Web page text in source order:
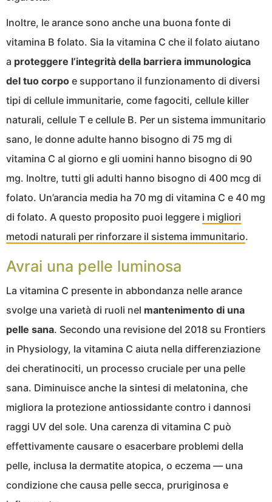
Inoltre, le arance sono anche una buona fonte di
vitamina B folato. Sia la vitamina C che il folato aiutano
a proteggere l’integrità della barriera immunologica
del tuo corpo e supportano il funzionamento di diversi
tipi di cellule immunitarie, come fagociti, cellule killer
naturali, cellule T e cellule B. Per un sistema immunitario
sano, le donne adulte hanno bisogno di 75 mg di
vitamina C al giorno e gli uomini hanno bisogno di 90
mg. Inoltre, tutti gli adulti hanno bisogno di 400 mcg di
folato. Un’arancia media ha 70 mg di vitamina C e 40 mg
di folato. A questo proposito puoi leggere i migliori
metodi naturali per rinforzare il sistema immunitario.
Avrai una pelle luminosa
La vitamina C presente in abbondanza nelle arance
svolge una varietà di ruoli nel mantenimento di una
pelle sana. Secondo una revisione del 2018 su Frontiers
in Physiology, la vitamina C aiuta nella differenziazione
dei cheratinociti, un processo cruciale per una pelle
sana. Diminuisce anche la sintesi di melatonina, che
migliora la protezione antiossidante contro i dannosi
raggi UV del sole. Una carenza di vitamina C può
effettivamente causare o esacerbare problemi della
pelle, inclusa la dermatite atopica, o eczema — una
condizione che causa pelle secca, pruriginosa e